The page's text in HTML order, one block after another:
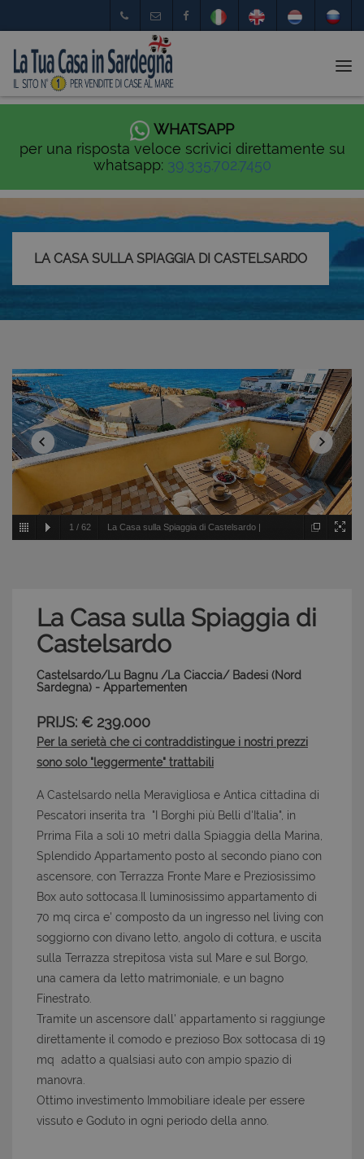
WHATSAPP
per una risposta veloce scrivici direttamente su
whatsapp: 39.335.702.7450
LA CASA SULLA SPIAGGIA DI CASTELSARDO
1 / 62 La Casa sulla Spiaggia di Castelsardo |
La Casa sulla Spiaggia di
Castelsardo
Castelsardo/Lu Bagnu /La Ciaccia/ Badesi (Nord
Sardegna) - Appartementen
PRIJS: € 239.000
Per la serietà che ci contraddistingue i nostri prezzi
sono solo "leggermente" trattabili
A Castelsardo nella Meravigliosa e Antica cittadina di
Pescatori inserita tra "I Borghi più Belli d'Italia", in
Prrima Fila a soli 10 metri dalla Spiaggia della Marina,
Splendido Appartamento posto al secondo piano con
ascensore, con Terrazza Fronte Mare e Preziosissimo
Box auto sottocasa.Il luminosissimo appartamento di
70 mq circa e' composto da un ingresso nel living con
soggiorno con divano letto, angolo di cottura, e uscita
sulla Terrazza strepitosa vista sul Mare e sul Borgo,
una camera da letto matrimoniale, e un bagno
Finestrato.
Tramite un ascensore dall' appartamento si raggiunge
direttamente il comodo e prezioso Box sottocasa di 19
mq adatto a qualsiasi auto con ampio spazio di
manovra.
Ottimo investimento Immobiliare ideale per essere
vissuto e Goduto in ogni periodo della anno.